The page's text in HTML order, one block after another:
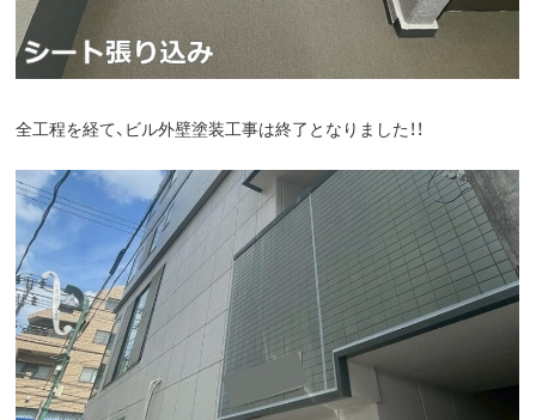
全工程を経て、ビル外壁塗装工事は終了となりました！！